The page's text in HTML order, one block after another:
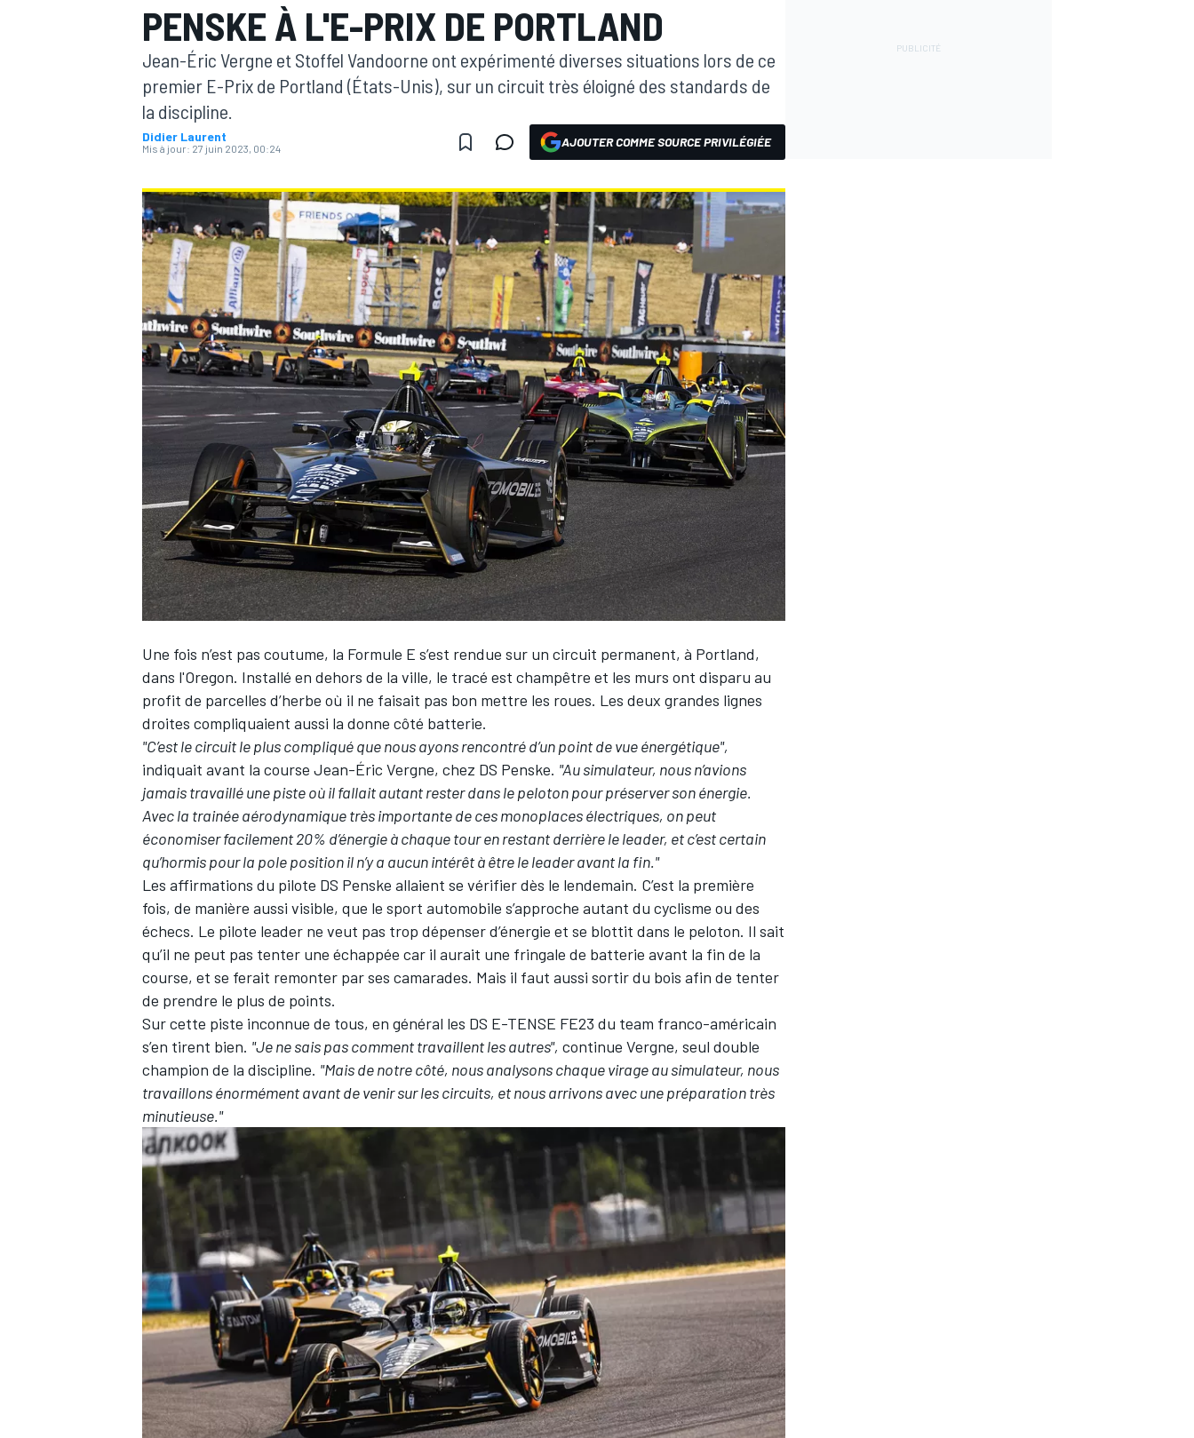
MOTOGP
WEC
PENSKE À L'E-PRIX DE PORTLAND
Jean-Éric Vergne et Stoffel Vandoorne ont expérimenté diverses situations lors de ce
premier E-Prix de Portland (États-Unis), sur un circuit très éloigné des standards de
la discipline.
Didier Laurent
Mis à jour: 27 juin 2023, 00:24 AJOUTER COMME SOURCE PRIVILÉGIÉE
Une fois n’est pas coutume, la Formule E s’est rendue sur un circuit permanent, à Portland,
dans l'Oregon. Installé en dehors de la ville, le tracé est champêtre et les murs ont disparu au
profit de parcelles d’herbe où il ne faisait pas bon mettre les roues. Les deux grandes lignes
droites compliquaient aussi la donne côté batterie.
"C’est le circuit le plus compliqué que nous ayons rencontré d’un point de vue énergétique",
indiquait avant la course Jean-Éric Vergne, chez DS Penske. "Au simulateur, nous n’avions
jamais travaillé une piste où il fallait autant rester dans le peloton pour préserver son énergie.
Avec la trainée aérodynamique très importante de ces monoplaces électriques, on peut
économiser facilement 20% d’énergie à chaque tour en restant derrière le leader, et c’est certain
qu’hormis pour la pole position il n’y a aucun intérêt à être le leader avant la fin."
Les affirmations du pilote DS Penske allaient se vérifier dès le lendemain. C’est la première
fois, de manière aussi visible, que le sport automobile s’approche autant du cyclisme ou des
échecs. Le pilote leader ne veut pas trop dépenser d’énergie et se blottit dans le peloton. Il sait
qu’il ne peut pas tenter une échappée car il aurait une fringale de batterie avant la fin de la
course, et se ferait remonter par ses camarades. Mais il faut aussi sortir du bois afin de tenter
de prendre le plus de points.
Sur cette piste inconnue de tous, en général les DS E-TENSE FE23 du team franco-américain
s’en tirent bien. "Je ne sais pas comment travaillent les autres", continue Vergne, seul double
champion de la discipline. "Mais de notre côté, nous analysons chaque virage au simulateur, nous
travaillons énormément avant de venir sur les circuits, et nous arrivons avec une préparation très
minutieuse."